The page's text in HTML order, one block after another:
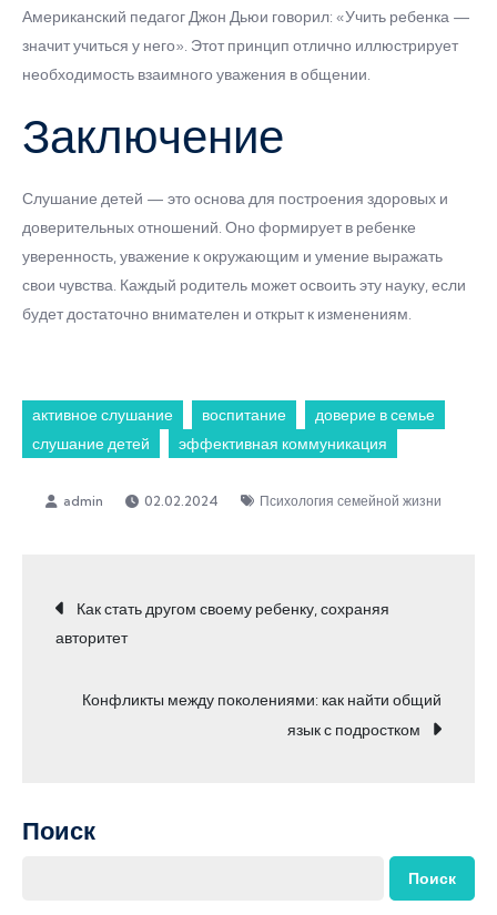
Американский педагог Джон Дьюи говорил: «Учить ребенка —
значит учиться у него». Этот принцип отлично иллюстрирует
необходимость взаимного уважения в общении.
Заключение
Слушание детей — это основа для построения здоровых и
доверительных отношений. Оно формирует в ребенке
уверенность, уважение к окружающим и умение выражать
свои чувства. Каждый родитель может освоить эту науку, если
будет достаточно внимателен и открыт к изменениям.
активное слушание воспитание
доверие в семье
слушание детей
эффективная коммуникация
02.02.2024 Психология семейной жизни
Навигация
по
записям
Как стать другом своему ребенку, сохраняя
авторитет
Конфликты между поколениями: как найти общий
язык с подростком
Поиск
Поиск